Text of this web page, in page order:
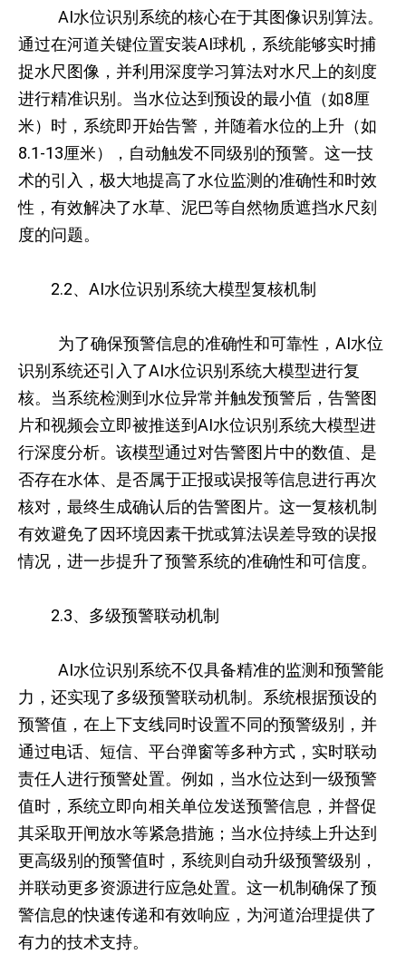
AI水位识别系统的核心在于其图像识别算法。
通过在河道关键位置安装AI球机，系统能够实时捕
捉水尺图像，并利用深度学习算法对水尺上的刻度
进行精准识别。当水位达到预设的最小值（如8厘
米）时，系统即开始告警，并随着水位的上升（如
8.1-13厘米），自动触发不同级别的预警。这一技
术的引入，极大地提高了水位监测的准确性和时效
性，有效解决了水草、泥巴等自然物质遮挡水尺刻
度的问题。
2.2、AI水位识别系统大模型复核机制
为了确保预警信息的准确性和可靠性，AI水位
识别系统还引入了AI水位识别系统大模型进行复
核。当系统检测到水位异常并触发预警后，告警图
片和视频会立即被推送到AI水位识别系统大模型进
行深度分析。该模型通过对告警图片中的数值、是
否存在水体、是否属于正报或误报等信息进行再次
核对，最终生成确认后的告警图片。这一复核机制
有效避免了因环境因素干扰或算法误差导致的误报
情况，进一步提升了预警系统的准确性和可信度。
2.3、多级预警联动机制
AI水位识别系统不仅具备精准的监测和预警能
力，还实现了多级预警联动机制。系统根据预设的
预警值，在上下支线同时设置不同的预警级别，并
通过电话、短信、平台弹窗等多种方式，实时联动
责任人进行预警处置。例如，当水位达到一级预警
值时，系统立即向相关单位发送预警信息，并督促
其采取开闸放水等紧急措施；当水位持续上升达到
更高级别的预警值时，系统则自动升级预警级别，
并联动更多资源进行应急处置。这一机制确保了预
警信息的快速传递和有效响应，为河道治理提供了
有力的技术支持。